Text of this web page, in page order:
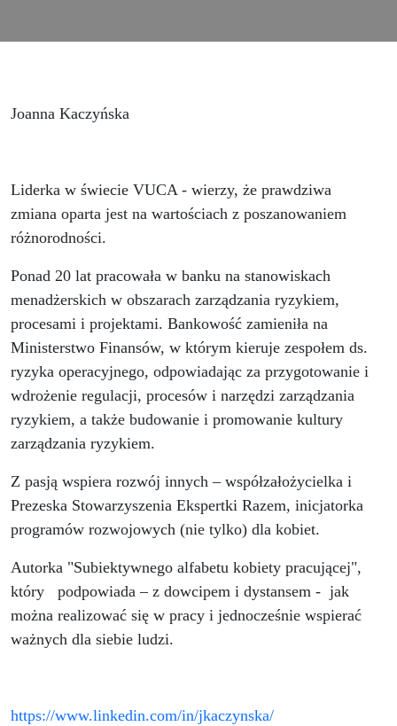
apetycie
Joanna Kaczyńska
Liderka w świecie VUCA - wierzy, że prawdziwa
zmiana oparta jest na wartościach z poszanowaniem
różnorodności.
Ponad 20 lat pracowała w banku na stanowiskach
menadżerskich w obszarach zarządzania ryzykiem,
procesami i projektami. Bankowość zamieniła na
Ministerstwo Finansów, w którym kieruje zespołem ds.
ryzyka operacyjnego, odpowiadając za przygotowanie i
wdrożenie regulacji, procesów i narzędzi zarządzania
ryzykiem, a także budowanie i promowanie kultury
zarządzania ryzykiem.
Z pasją wspiera rozwój innych – współzałożycielka i
Prezeska Stowarzyszenia Ekspertki Razem, inicjatorka
programów rozwojowych (nie tylko) dla kobiet.
Autorka "Subiektywnego alfabetu kobiety pracującej",
który podpowiada – z dowcipem i dystansem - jak
można realizować się w pracy i jednocześnie wspierać
ważnych dla siebie ludzi.
https://www.linkedin.com/in/jkaczynska/